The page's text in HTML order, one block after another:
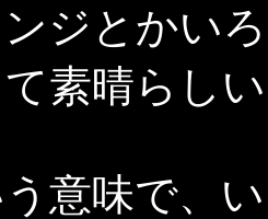
ジとかい
素晴らし
意味で、